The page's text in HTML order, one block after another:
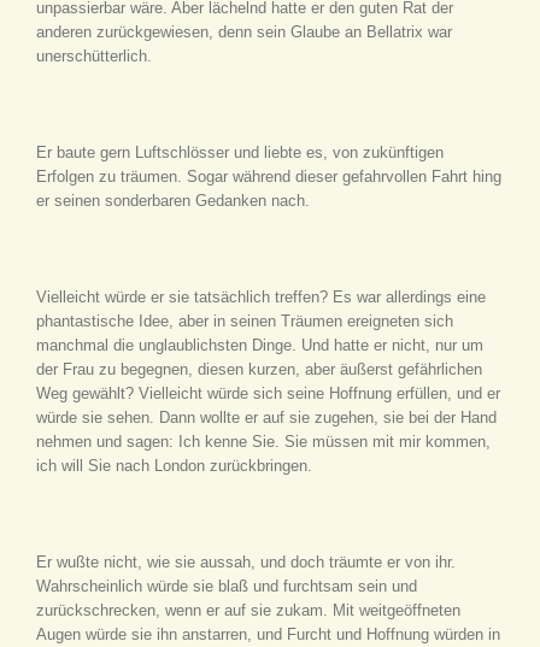
unpassierbar wäre. Aber lächelnd hatte er den guten Rat der
anderen zurückgewiesen, denn sein Glaube an Bellatrix war
unerschütterlich.
Er baute gern Luftschlösser und liebte es, von zukünftigen
Erfolgen zu träumen. Sogar während dieser gefahrvollen Fahrt hing
er seinen sonderbaren Gedanken nach.
Vielleicht würde er sie tatsächlich treffen? Es war allerdings eine
phantastische Idee, aber in seinen Träumen ereigneten sich
manchmal die unglaublichsten Dinge. Und hatte er nicht, nur um
der Frau zu begegnen, diesen kurzen, aber äußerst gefährlichen
Weg gewählt? Vielleicht würde sich seine Hoffnung erfüllen, und er
würde sie sehen. Dann wollte er auf sie zugehen, sie bei der Hand
nehmen und sagen: Ich kenne Sie. Sie müssen mit mir kommen,
ich will Sie nach London zurückbringen.
Er wußte nicht, wie sie aussah, und doch träumte er von ihr.
Wahrscheinlich würde sie blaß und furchtsam sein und
zurückschrecken, wenn er auf sie zukam. Mit weitgeöffneten
Augen würde sie ihn anstarren, und Furcht und Hoffnung würden in